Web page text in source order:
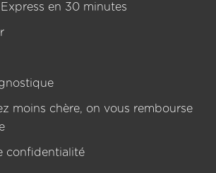
en 30 minutes
moins chère, on vous rembourse
confidentialité